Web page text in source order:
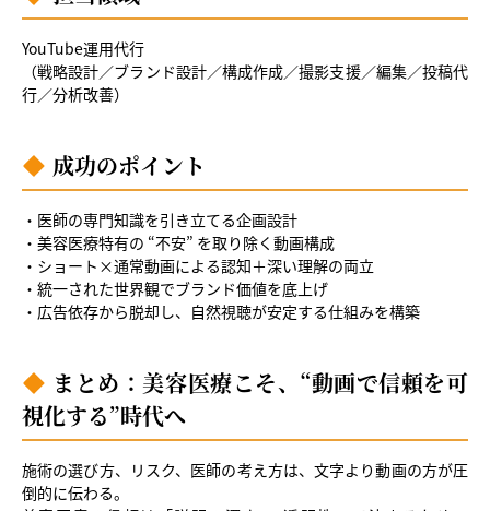
YouTube運用代行
（戦略設計／ブランド設計／構成作成／撮影支援／編集／投稿代
行／分析改善）
成功のポイント
・医師の専門知識を引き立てる企画設計
・美容医療特有の “不安” を取り除く動画構成
・ショート×通常動画による認知＋深い理解の両立
・統一された世界観でブランド価値を底上げ
・広告依存から脱却し、自然視聴が安定する仕組みを構築
まとめ：美容医療こそ、“動画で信頼を可
視化する”時代へ
施術の選び方、リスク、医師の考え方は、文字より動画の方が圧
倒的に伝わる。